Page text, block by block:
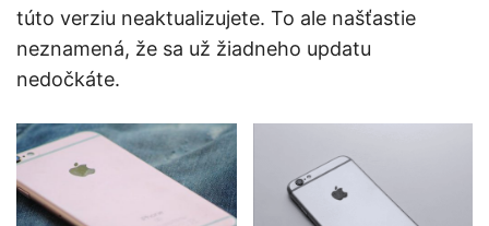
túto verziu neaktualizujete. To ale našťastie
neznamená, že sa už žiadneho updatu
nedočkáte.